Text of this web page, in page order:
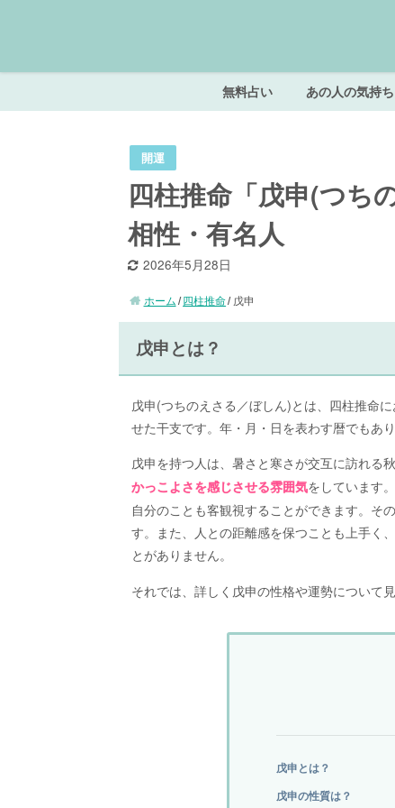
無料占い あの人の気持ち
開運
四柱推命「戊申(つち
相性・有名人
2026年5月28日
ホーム 四柱推命 戊申
戊申とは？
戊申(つちのえさる／ぼしん)とは、四柱推命
せた干支です。年・月・日を表わす暦でもあ
戊申を持つ人は、暑さと寒さが交互に訪れる
かっこよさを感じさせる雰囲気をしています
自分のことも客観視することができます。そ
す。また、人との距離感を保つことも上手く
とがありません。
それでは、詳しく戊申の性格や運勢について見
戊申とは？
戊申の性質は？